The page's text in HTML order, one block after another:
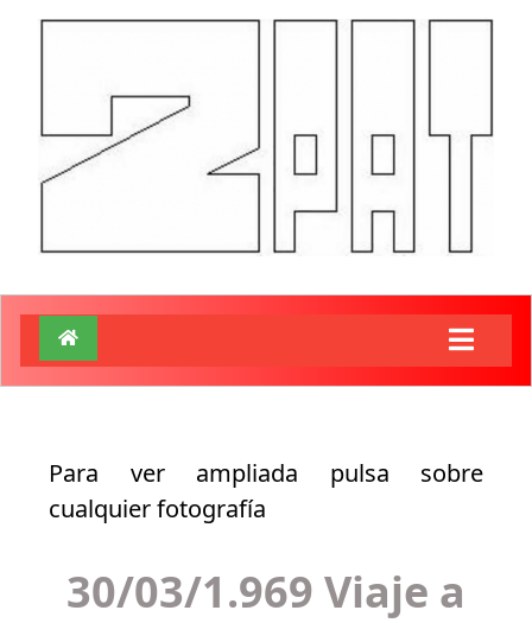
Para ver ampliada pulsa sobre
cualquier fotografía
30/03/1.969 Viaje a